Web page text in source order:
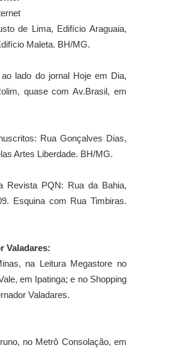
de Lima, Edifício Araguaia,
Maleta. BH/MG.
lado do jornal Hoje em Dia,
quase com Av.Brasil, em
Rua Gonçalves Dias,
Artes Liberdade. BH/MG.
Revista PQN: Rua da Bahia,
Esquina com Rua Timbiras.
Valadares:
na Leitura Megastore no
em Ipatinga; e no Shopping
Valadares.
no Metrô Consolação, em